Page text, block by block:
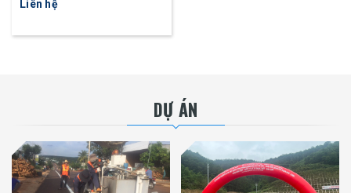
Liên hệ
DỰ ÁN